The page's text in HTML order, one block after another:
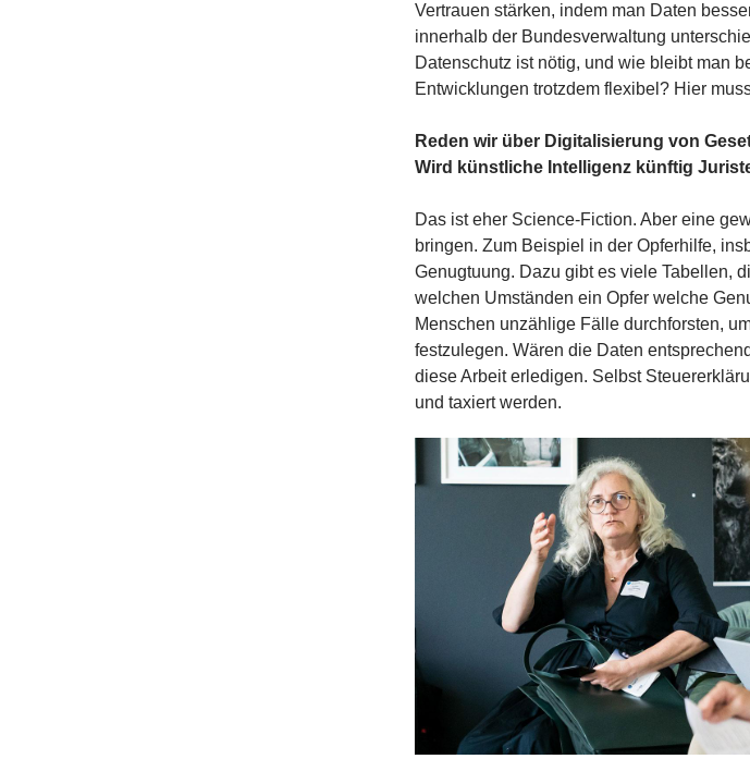
Vertrauen stärken, indem man Daten
innerhalb der Bundesverwaltung
Datenschutz ist nötig, und wie bleibt man
Entwicklungen trotzdem flexibel? Hier
Reden wir über Digitalisierung von
Wird künstliche Intelligenz künftig
Das ist eher Science-Fiction. Aber eine
bringen. Zum Beispiel in der Opferhilfe,
Genugtuung. Dazu gibt es viele Tabellen,
welchen Umständen ein Opfer welche
Menschen unzählige Fälle durchforsten,
festzulegen. Wären die Daten
diese Arbeit erledigen. Selbst
und taxiert werden.